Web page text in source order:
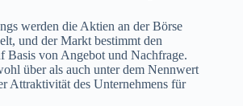
werden die Aktien an der Börse
und der Markt bestimmt den
Basis von Angebot und Nachfrage.
über als auch unter dem Nennwert
Attraktivität des Unternehmens für